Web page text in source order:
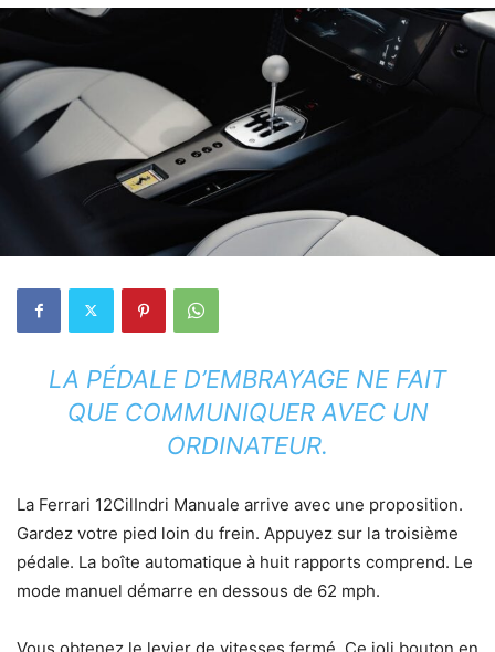
LA PÉDALE D’EMBRAYAGE NE FAIT
QUE COMMUNIQUER AVEC UN
ORDINATEUR.
La Ferrari 12CilIndri Manuale arrive avec une proposition.
Gardez votre pied loin du frein. Appuyez sur la troisième
pédale. La boîte automatique à huit rapports comprend. Le
mode manuel démarre en dessous de 62 mph.